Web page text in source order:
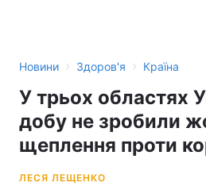
Новини › Здоров'я › Країна
У трьох областях
добу не зробили
щеплення проти
ЛЕСЯ ЛЕЩЕНКО